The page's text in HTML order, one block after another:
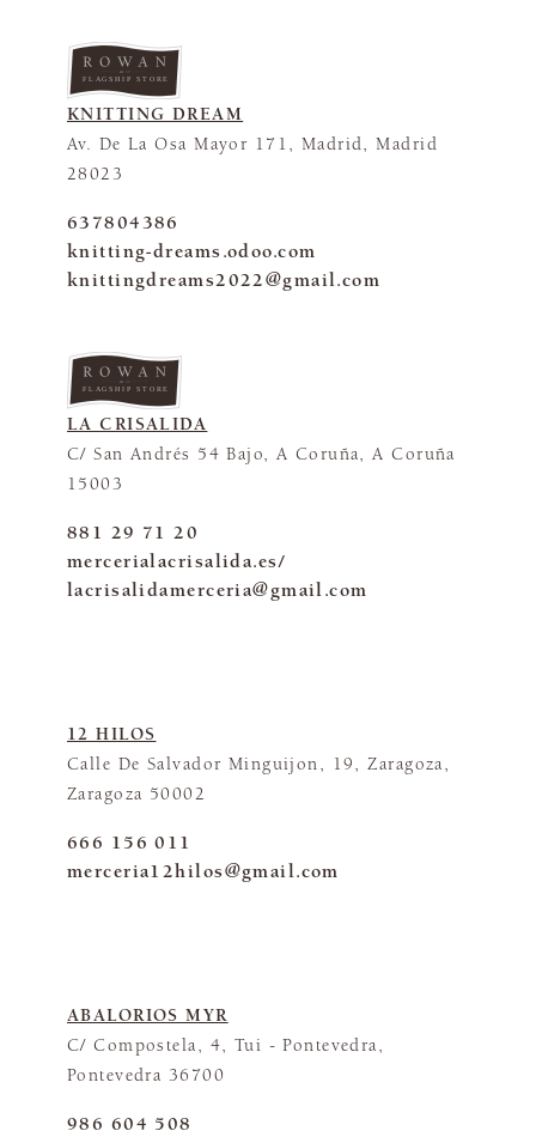
FLAGSHIP STORE
KNITTING DREAM
Av. De La Osa Mayor 171, Madrid, Madrid
28023
637804386
knitting-dreams.odoo.com
knittingdreams2022@gmail.com
FLAGSHIP STORE
LA CRISALIDA
C/ San Andrés 54 Bajo, A Coruña, A Coruña
15003
881 29 71 20
mercerialacrisalida.es/
lacrisalidamerceria@gmail.com
12 HILOS
Calle De Salvador Minguijon, 19, Zaragoza,
Zaragoza 50002
666 156 011
merceria12hilos@gmail.com
ABALORIOS MYR
C/ Compostela, 4, Tui - Pontevedra,
Pontevedra 36700
986 604 508